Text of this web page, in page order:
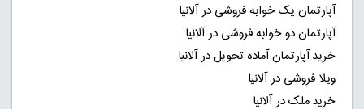
آپارتمان یک خوابه فروشی در آلانیا
آپارتمان دو خوابه فروشی در آلانیا
خرید آپارتمان آماده تحویل در آلانیا
ویلا فروشی در آلانیا
خرید ملک در آلانیا